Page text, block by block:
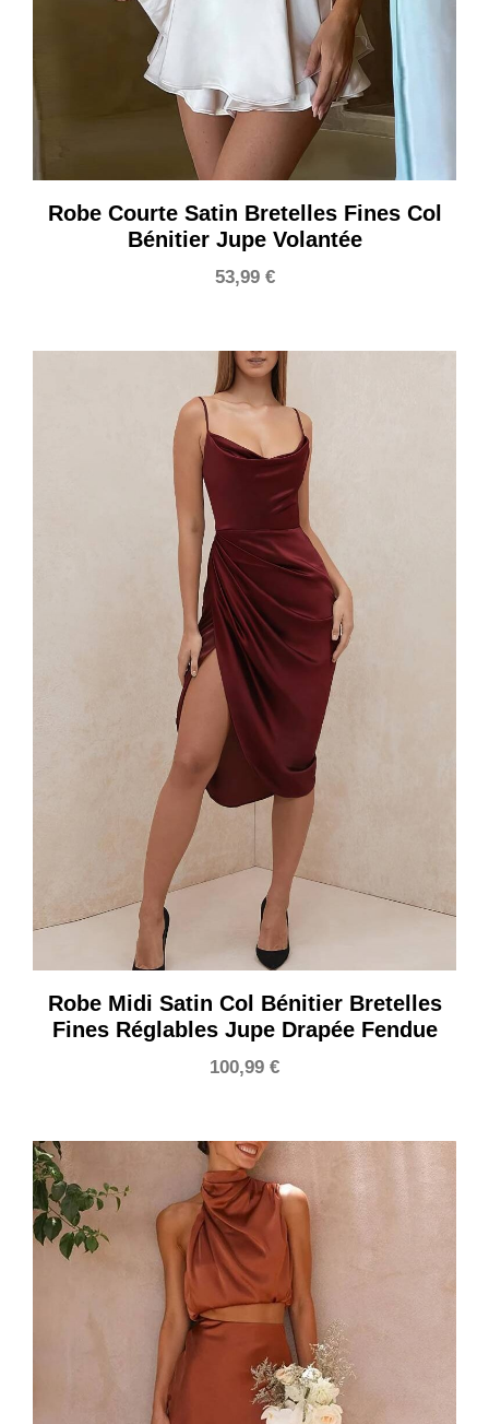
Robe Courte Satin Bretelles Fines Col
Bénitier Jupe Volantée
53,99 €
Robe Midi Satin Col Bénitier Bretelles
Fines Réglables Jupe Drapée Fendue
100,99 €